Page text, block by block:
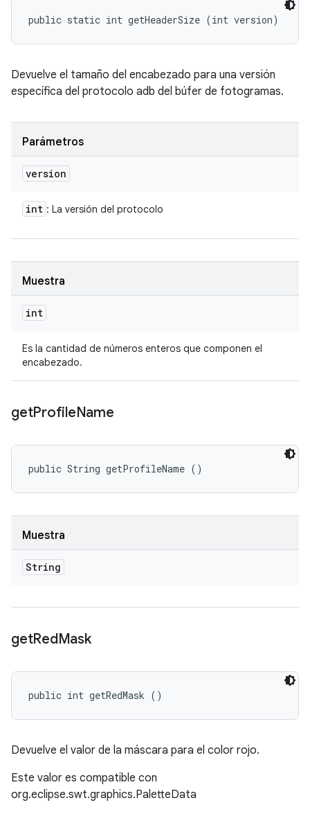
public static int getHeaderSize (int version)
Devuelve el tamaño del encabezado para una versión
específica del protocolo adb del búfer de fotogramas.
Parámetros
version
int : La versión del protocolo
Muestra
int
Es la cantidad de números enteros que componen el
encabezado.
getProfileName
public String getProfileName ()
Muestra
String
getRedMask
public int getRedMask ()
Devuelve el valor de la máscara para el color rojo.
Este valor es compatible con
org.eclipse.swt.graphics.PaletteData